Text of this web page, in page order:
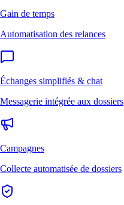
Gain de temps
Automatisation des relances
Échanges simplifiés & chat
Messagerie intégrée aux dossiers
Campagnes
Collecte automatisée de dossiers